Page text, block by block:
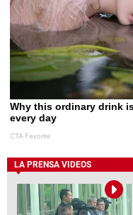
LA PRENSA VIDEOS